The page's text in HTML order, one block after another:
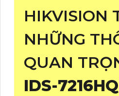
HIKVISION
NHỮNG
QUAN
IDS-